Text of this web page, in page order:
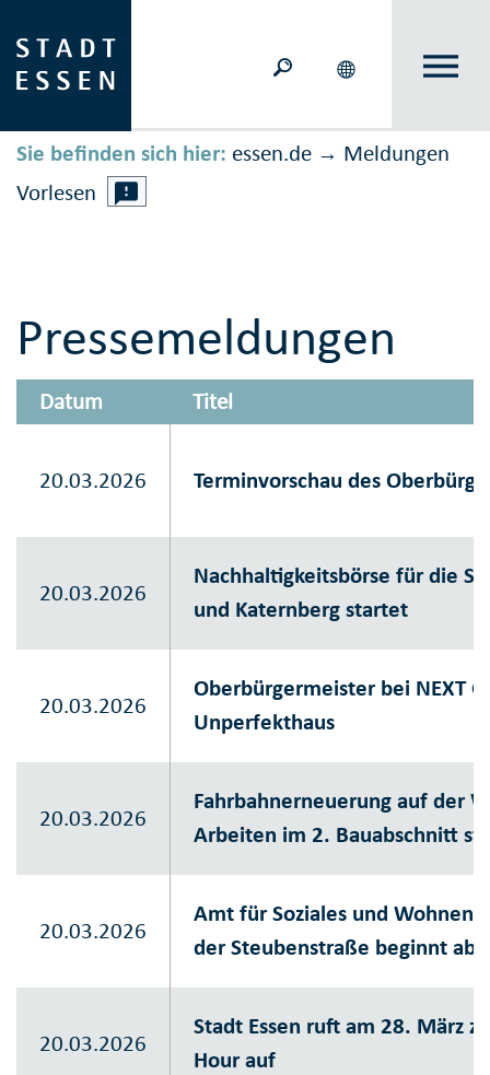
Sie befinden sich hier: essen.de → Meldungen
Vorlesen
Pressemeldungen
Datum Titel
20.03.2026 Terminvorschau des
20.03.2026
Nachhaltigkeitsbörse für die
und Katernberg startet
20.03.2026
Oberbürgermeister bei NEXT
Unperfekthaus
20.03.2026
Fahrbahnerneuerung auf der
Arbeiten im 2. Bauabschnitt
20.03.2026
Amt für Soziales und
der Steubenstraße beginnt ab
20.03.2026
Stadt Essen ruft am 28. März
Hour auf